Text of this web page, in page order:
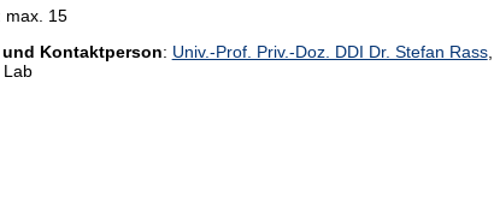
max. 15
Kontaktperson: Univ.-Prof. Priv.-Doz. DDI Dr. Stefan Rass
Lab